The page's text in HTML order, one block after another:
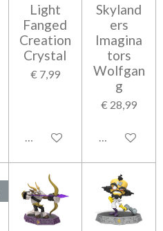
Light
Fanged
Creation
Crystal
€ 7,99
In winkelwagen
Skyland
ers
Imagina
tors
Wolfgan
g
€ 28,99
Houd mij op